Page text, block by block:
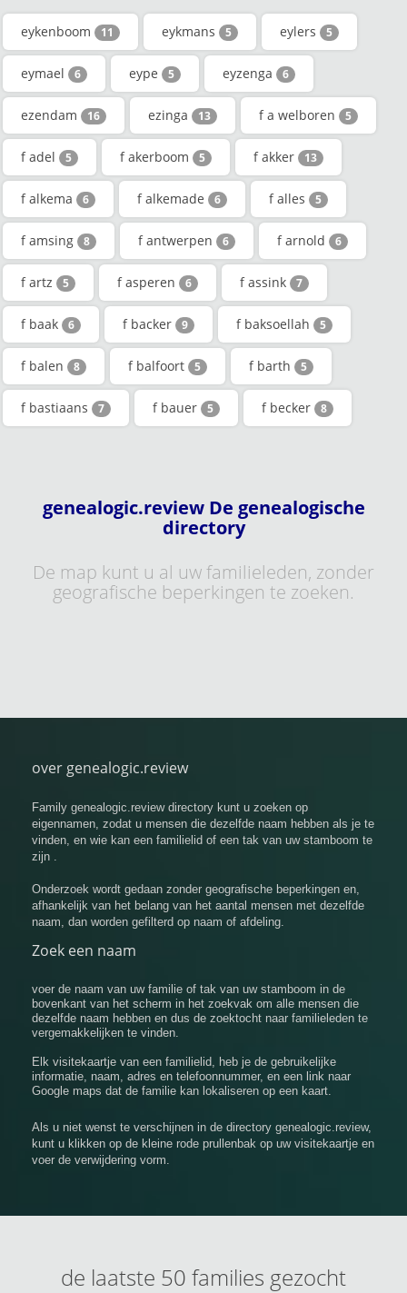
eykenboom 11 eykmans 5 eylers 5
eymael 6 eype 5 eyzenga 6
ezendam 16 ezinga 13 f a welboren 5
f adel 5 f akerboom 5 f akker 13
f alkema 6 f alkemade 6 f alles 5
f amsing 8 f antwerpen 6 f arnold 6
f artz 5 f asperen 6 f assink 7
f baak 6 f backer 9 f baksoellah 5
f balen 8 f balfoort 5 f barth 5
f bastiaans 7 f bauer 5 f becker 8
genealogic.review De genealogische
directory
De map kunt u al uw familieleden, zonder
geografische beperkingen te zoeken.
over genealogic.review
Family genealogic.review directory kunt u zoeken op
eigennamen, zodat u mensen die dezelfde naam hebben als je te
vinden, en wie kan een familielid of een tak van uw stamboom te
zijn .
Onderzoek wordt gedaan zonder geografische beperkingen en,
afhankelijk van het belang van het aantal mensen met dezelfde
naam, dan worden gefilterd op naam of afdeling.
Zoek een naam
voer de naam van uw familie of tak van uw stamboom in de
bovenkant van het scherm in het zoekvak om alle mensen die
dezelfde naam hebben en dus de zoektocht naar familieleden te
vergemakkelijken te vinden.
Elk visitekaartje van een familielid, heb je de gebruikelijke
informatie, naam, adres en telefoonnummer, en een link naar
Google maps dat de familie kan lokaliseren op een kaart.
Als u niet wenst te verschijnen in de directory genealogic.review,
kunt u klikken op de kleine rode prullenbak op uw visitekaartje en
voer de verwijdering vorm.
de laatste 50 families gezocht